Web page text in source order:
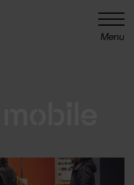
Menu